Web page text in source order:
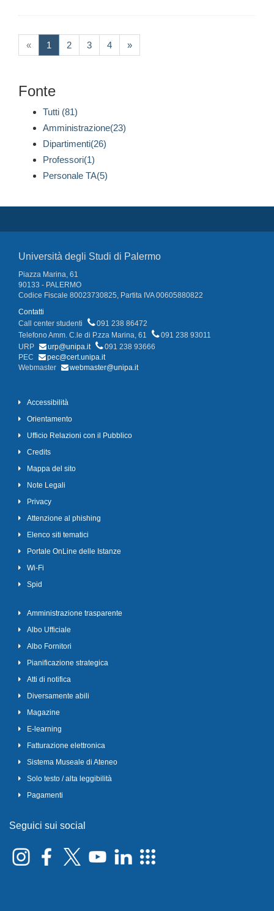
« 1 (current)
2 3 4 »
Fonte
Tutti (81)
Amministrazione(23)
Dipartimenti(26)
Professori(1)
Personale TA(5)
Università degli Studi di Palermo
Piazza Marina, 61
90133 - PALERMO
Codice Fiscale 80023730825, Partita IVA 00605880822
Contatti
Call center studenti
091 238 86472
Telefono Amm. C.le di P.zza Marina, 61
091 238 93011
URP
urp@unipa.it
091 238 93666
PEC
pec@cert.unipa.it
Webmaster
webmaster@unipa.it
Accessibilità
Orientamento
Ufficio Relazioni con il Pubblico
Credits
Mappa del sito
Note Legali
Privacy
Attenzione al phishing
Elenco siti tematici
Portale OnLine delle Istanze
Wi-Fi
Spid
Amministrazione trasparente
Albo Ufficiale
Albo Fornitori
Pianificazione strategica
Atti di notifica
Diversamente abili
Magazine
E-learning
Fatturazione elettronica
Sistema Museale di Ateneo
Solo testo / alta leggibilità
Pagamenti
Seguici sui social